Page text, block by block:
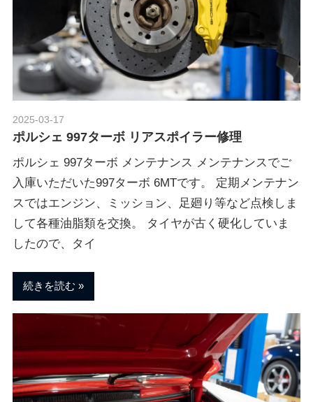
2025-03-17
ポルシェ 997ターボ リアスポイラー修理
ポルシェ 997ターボ メンテナンス メンテナンスでご
入庫いただいた997ターボ 6MTです。 定期メンテナン
スではエンジン、ミッション、足廻り等など点検しま
して各種油脂類を交換。 タイヤが古く硬化していま
したので、タイ
続きを読む